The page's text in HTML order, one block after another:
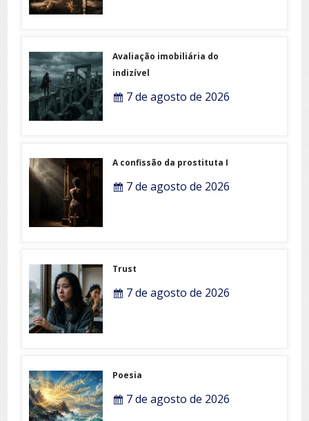
Avaliação imobiliária do
indizível
7 de agosto de 2026
A confissão da prostituta I
7 de agosto de 2026
Trust
7 de agosto de 2026
Poesia
7 de agosto de 2026